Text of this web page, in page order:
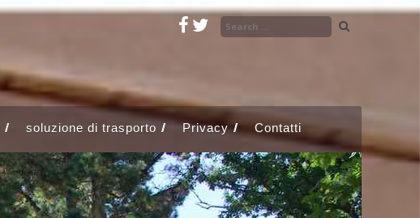
soluzione di trasporto Privacy Contatti